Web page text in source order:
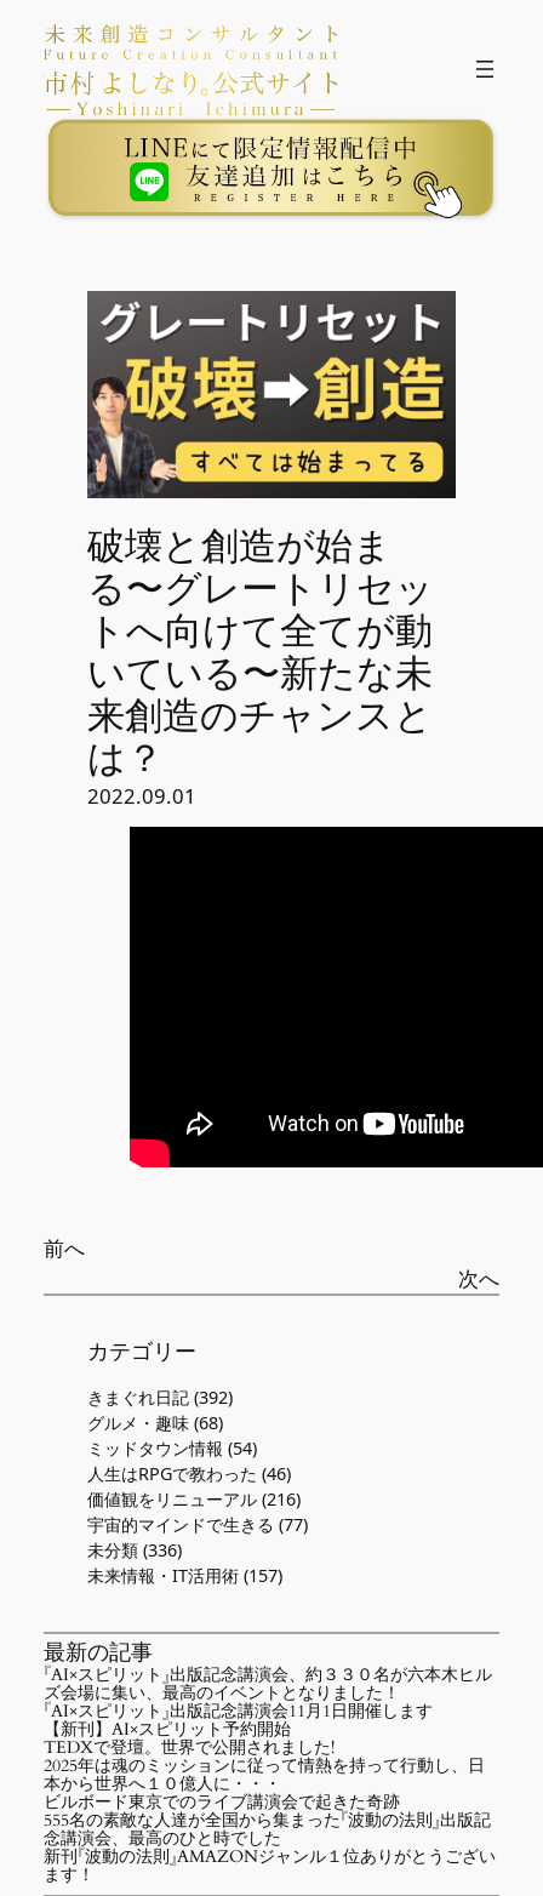
破壊と創造が始ま
る〜グレートリセッ
トへ向けて全てが動
いている〜新たな未
来創造のチャンスと
は？
2022.09.01
前へ
次へ
カテゴリー
きまぐれ日記(392)
グルメ・趣味(68)
ミッドタウン情報 (54)
人生はRPGで教わった (46)
価値観をリニューアル(216)
宇宙的マインドで生きる (77)
未分類(336)
未来情報・IT活用術(157)
最新の記事
『AI×スピリット』出版記念講演会、約３３０名が六本木ヒル
ズ会場に集い、最高のイベントとなりました！
『AI×スピリット』出版記念講演会11月1日開催します
【新刊】AI×スピリット予約開始
TEDXで登壇。世界で公開されました!
2025年は魂のミッションに従って情熱を持って行動し、日
本から世界へ１０億人に・・・
ビルボード東京でのライブ講演会で起きた奇跡
555名の素敵な人達が全国から集まった『波動の法則』出版記
念講演会、最高のひと時でした
新刊『波動の法則』AMAZONジャンル１位ありがとうござい
ます！